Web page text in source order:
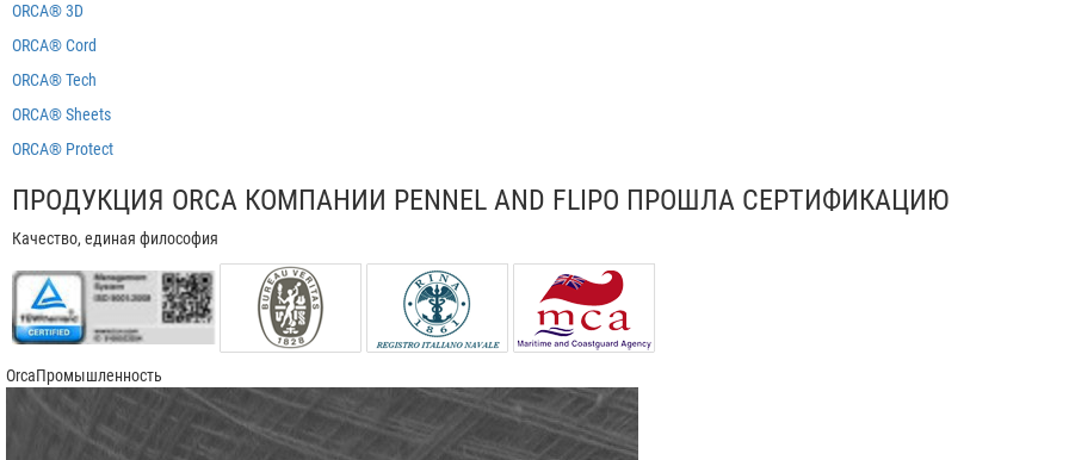
ORCA®3D
ORCA®Cord
ORCA®Tech
ORCA®Sheets
ORCA® Protect
ПРОДУКЦИЯ ORCA КОМПАНИИ PENNEL AND FLIPO ПРОШЛА СЕРТИФИКАЦИЮ
Качество, единая философия
OrcaПромышленность